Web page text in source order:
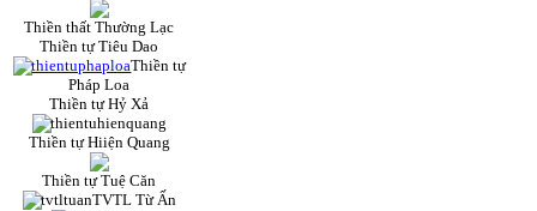
Thiền thất Thường Lạc
Thiền tự Tiêu Dao
Thiền tự
Pháp Loa
Thiền tự Hỷ Xả
Thiền tự Hiiện Quang
Thiền tự Tuệ Căn
TVTL Từ Ấn